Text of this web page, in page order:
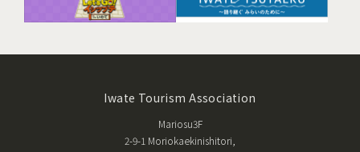
Iwate Tourism Association
Mariosu3F
2-9-1 Moriokaekinishitori,